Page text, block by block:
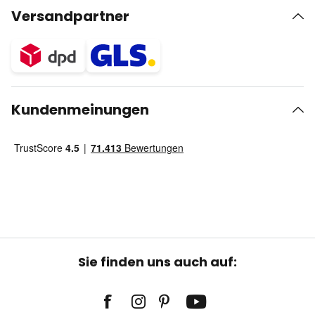
Versandpartner
Kundenmeinungen
Sie finden uns auch auf: